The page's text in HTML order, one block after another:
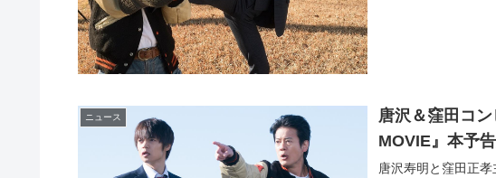
ニュース
唐沢＆窪田コ
MOVIE』本予
唐沢寿明と窪田正